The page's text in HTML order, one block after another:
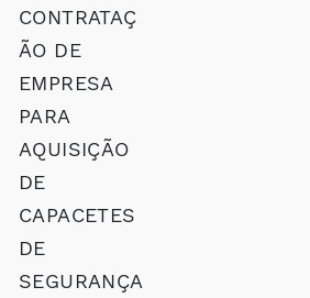
CONTRATAÇ
ÃO DE
EMPRESA
PARA
AQUISIÇÃO
DE
CAPACETES
DE
SEGURANÇA